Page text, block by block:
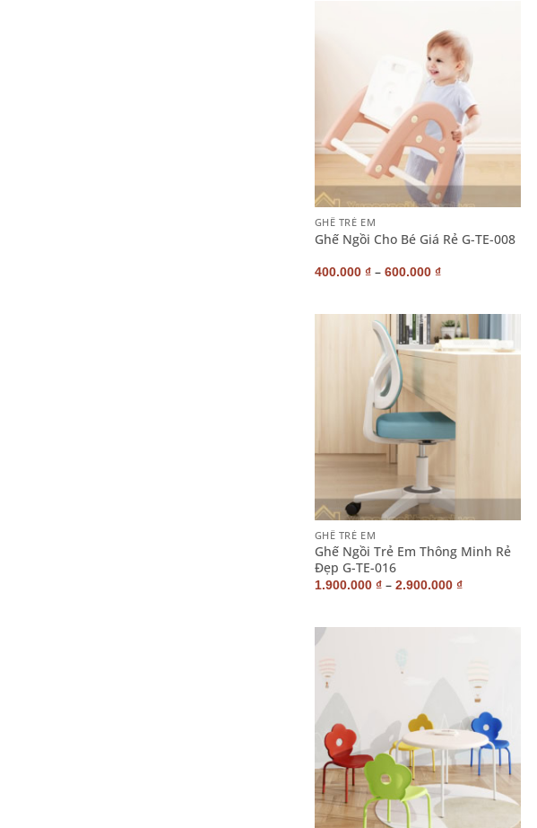
GHẾ TRẺ EM
Ghế Ngồi Cho Bé Giá Rẻ G-TE-008
400.000 ₫– 600.000 ₫
GHẾ TRẺ EM
Ghế Ngồi Trẻ Em Thông Minh Rẻ
Đẹp G-TE-016
1.900.000 ₫– 2.900.000 ₫
+